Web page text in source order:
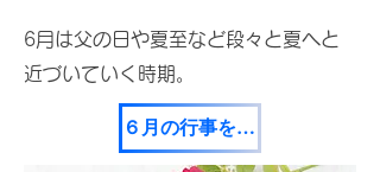
6月は父の日や夏至など段々と夏へと
近づいていく時期。
６月の行事を見てみる